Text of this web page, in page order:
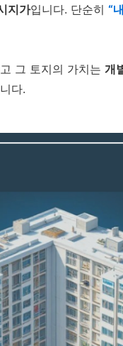
지가입니다. 단순히 “
그 토지의 가치는 개
다.